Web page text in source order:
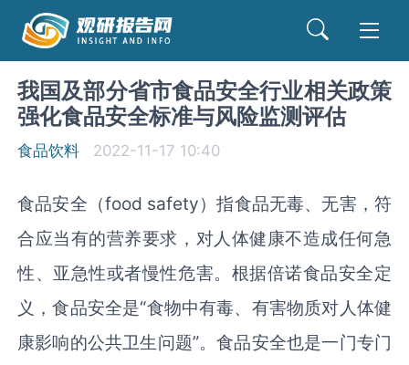
我国及部分省市食品安全行业相关政策
强化食品安全标准与风险监测评估
食品饮料 2022-11-17 10:40
食品安全（food safety）指食品无毒、无害，符
合应当有的营养要求，对人体健康不造成任何急
性、亚急性或者慢性危害。根据倍诺食品安全定
义，食品安全是“食物中有毒、有害物质对人体健
康影响的公共卫生问题”。食品安全也是一门专门